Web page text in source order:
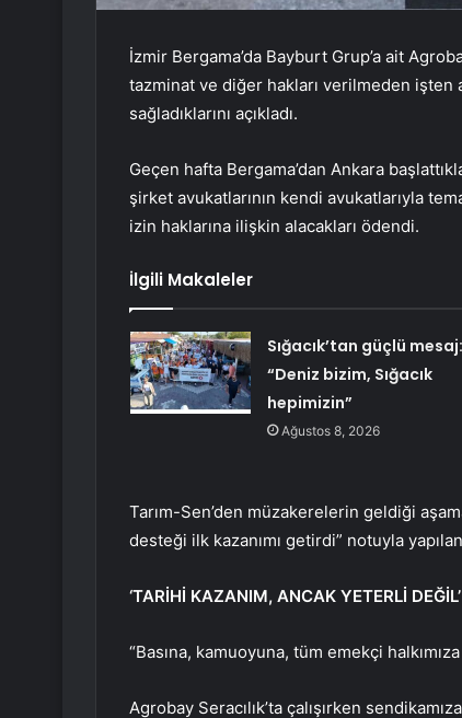
İzmir Bergama’da Bayburt Grup’a ait
tazminat ve diğer hakları verilmeden işten
sağladıklarını açıkladı.
Geçen hafta Bergama’dan Ankara
şirket avukatlarının kendi avukatlarıyla
izin haklarına ilişkin alacakları ödendi.
İlgili Makaleler
Sığacık’tan güçlü mesaj:
“Deniz bizim, Sığacık
hepimizin”
Ağustos 8, 2026
Tarım-Sen’den müzakerelerin geldiği
desteği ilk kazanımı getirdi” notuyla
‘TARİHİ KAZANIM, ANCAK YETERLİ DEĞİL’
“Basına, kamuoyuna, tüm emekçi
Agrobay Seracılık’ta çalışırken